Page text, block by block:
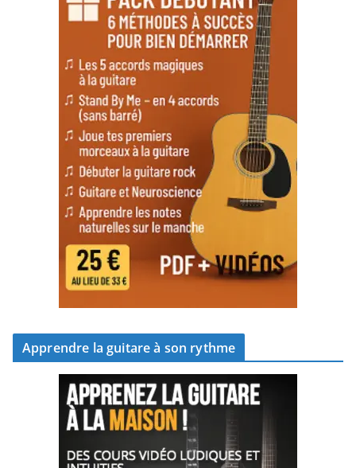
Apprendre la guitare à son rythme